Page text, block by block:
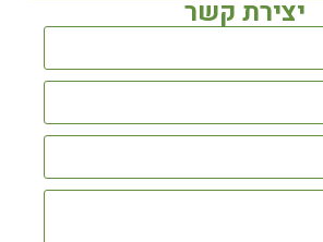
יצירת קשר